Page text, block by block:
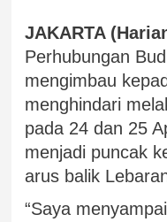
JAKARTA
Perhubungan
mengimbau
menghindari
pada 24 dan 25
menjadi puncak
arus balik
“Saya